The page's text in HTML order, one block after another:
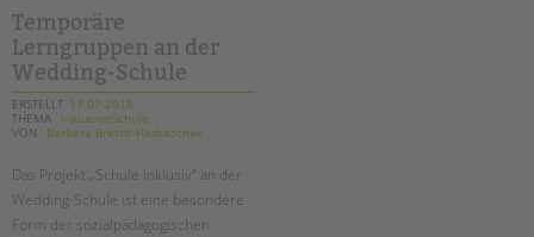
Temporäre
Lerngruppen an der
Wedding-Schule
ERSTELLT 17.07.2018
THEMA
InklusionSchule
VON
Barbara Brecht-Hadraschek
Das Projekt „Schule Inklusiv“ an der
Wedding-Schule ist eine besondere
Form der sozialpädagogischen